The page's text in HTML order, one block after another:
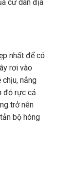
cư dân địa
nhất để có
rơi vào
nắng
đỏ rực cả
trở nên
bộ hóng